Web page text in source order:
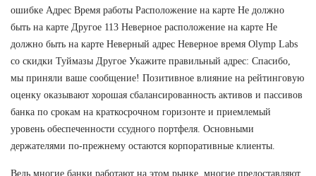
ошибке Адрес Время работы Расположение на карте Не должно
быть на карте Другое 113 Неверное расположение на карте Не
должно быть на карте Неверный адрес Неверное время Olymp Labs
со скидки Туймазы Другое Укажите правильный адрес: Спасибо,
мы приняли ваше сообщение! Позитивное влияние на рейтинговую
оценку оказывают хорошая сбалансированность активов и пассивов
банка по срокам на краткосрочном горизонте и приемлемый
уровень обеспеченности ссудного портфеля. Основными
держателями по-прежнему остаются корпоративные клиенты.
Ведь многие банки работают на этом рынке, многие предоставляют